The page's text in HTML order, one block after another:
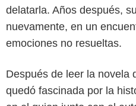
delatarla. Años después,
nuevamente, en un
emociones no resueltas.
Después de leer la novela
quedó fascinada por la